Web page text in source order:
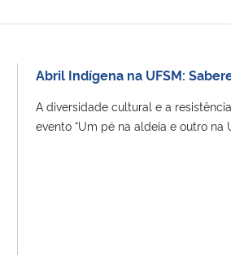
Abril Indígena na UFSM:
A diversidade cultural e a
evento “Um pé na aldeia e outro na